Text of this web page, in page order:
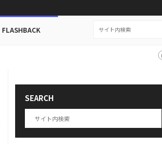
FLASHBACK
SEARCH